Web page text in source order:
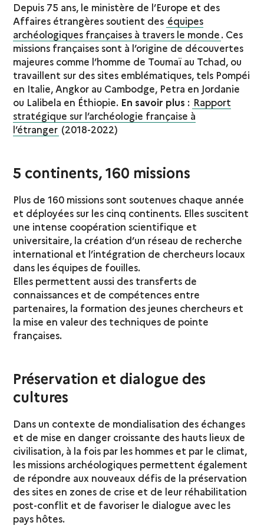
Depuis 75 ans, le ministère de l’Europe et des
Affaires étrangères soutient des équipes
archéologiques françaises à travers le monde. Ces
missions françaises sont à l’origine de découvertes
majeures comme l’homme de Toumaï au Tchad, ou
travaillent sur des sites emblématiques, tels Pompéi
en Italie, Angkor au Cambodge, Petra en Jordanie
ou Lalibela en Éthiopie. En savoir plus : Rapport
stratégique sur l’archéologie française à
l’étranger (2018-2022)
5 continents, 160 missions
Plus de 160 missions sont soutenues chaque année
et déployées sur les cinq continents. Elles suscitent
une intense coopération scientifique et
universitaire, la création d’un réseau de recherche
international et l’intégration de chercheurs locaux
dans les équipes de fouilles.
Elles permettent aussi des transferts de
connaissances et de compétences entre
partenaires, la formation des jeunes chercheurs et
la mise en valeur des techniques de pointe
françaises.
Préservation et dialogue des
cultures
Dans un contexte de mondialisation des échanges
et de mise en danger croissante des hauts lieux de
civilisation, à la fois par les hommes et par le climat,
les missions archéologiques permettent également
de répondre aux nouveaux défis de la préservation
des sites en zones de crise et de leur réhabilitation
post-conflit et de favoriser le dialogue avec les
pays hôtes.